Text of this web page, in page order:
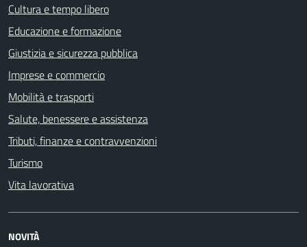
Cultura e tempo libero
Educazione e formazione
Giustizia e sicurezza pubblica
Imprese e commercio
Mobilità e trasporti
Salute, benessere e assistenza
Tributi, finanze e contravvenzioni
Turismo
Vita lavorativa
NOVITÀ